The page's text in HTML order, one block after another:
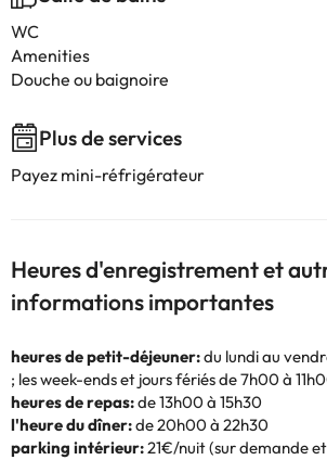
WC
Amenities
Douche ou baignoire
Plus de services
Payez mini-réfrigérateur
Heures d'enregistrement et
informations importantes
heures de petit-déjeuner:du lundi au
; les week-ends et jours fériés de 7h00 à
heures de repas:de 13h00 à 15h30
l'heure du dîner:de 20h00 à 22h30
parking intérieur:21€/nuit (sur demande